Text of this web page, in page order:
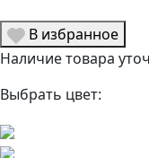
В избранное
Наличие товара
Выбрать цвет: